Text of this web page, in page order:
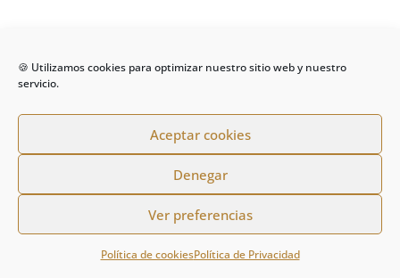
🍪 Utilizamos cookies para optimizar nuestro sitio web y nuestro
servicio.
Aceptar cookies
Denegar
Ver preferencias
Política de cookiesPolítica de Privacidad